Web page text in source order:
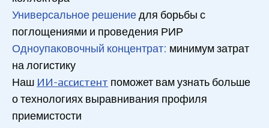
Универсальное решение для борьбы с
поглощениями и проведения РИР
Одноупаковочный концентрат: минимум затрат
на логистику
Наш ИИ-ассистент поможет вам узнать больше
о технологиях выравнивания профиля
приемистости